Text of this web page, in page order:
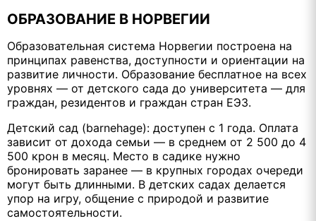
ОБРАЗОВАНИЕ В НОРВЕГИИ
Образовательная система Норвегии построена на
принципах равенства, доступности и ориентации на
развитие личности. Образование бесплатное на всех
уровнях — от детского сада до университета — для
граждан, резидентов и граждан стран ЕЭЗ.
Детский сад (barnehage): доступен с 1 года. Оплата
зависит от дохода семьи — в среднем от 2 500 до 4
500 крон в месяц. Место в садике нужно
бронировать заранее — в крупных городах очереди
могут быть длинными. В детских садах делается
упор на игру, общение с природой и развитие
самостоятельности.